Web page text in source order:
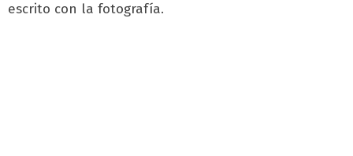
escrito con la fotografía.